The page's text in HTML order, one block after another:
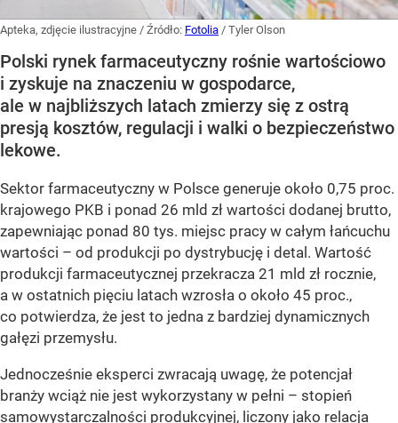
Apteka, zdjęcie ilustracyjne / Źródło: Fotolia / Tyler Olson
Polski rynek farmaceutyczny rośnie wartościowo
i zyskuje na znaczeniu w gospodarce,
ale w najbliższych latach zmierzy się z ostrą
presją kosztów, regulacji i walki o bezpieczeństwo
lekowe.
Sektor farmaceutyczny w Polsce generuje około 0,75 proc.
krajowego PKB i ponad 26 mld zł wartości dodanej brutto,
zapewniając ponad 80 tys. miejsc pracy w całym łańcuchu
wartości – od produkcji po dystrybucję i detal. Wartość
produkcji farmaceutycznej przekracza 21 mld zł rocznie,
a w ostatnich pięciu latach wzrosła o około 45 proc.,
co potwierdza, że jest to jedna z bardziej dynamicznych
gałęzi przemysłu.
Jednocześnie eksperci zwracają uwagę, że potencjał
branży wciąż nie jest wykorzystany w pełni – stopień
samowystarczalności produkcyjnej, liczony jako relacja